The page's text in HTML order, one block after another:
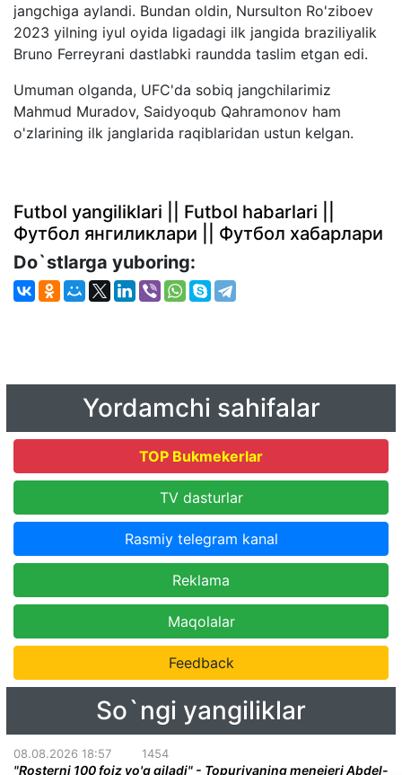
jangchiga aylandi. Bundan oldin, Nursulton Ro'ziboev
2023 yilning iyul oyida ligadagi ilk jangida braziliyalik
Bruno Ferreyrani dastlabki raundda taslim etgan edi.
Umuman olganda, UFC'da sobiq jangchilarimiz
Mahmud Muradov, Saidyoqub Qahramonov ham
o'zlarining ilk janglarida raqiblaridan ustun kelgan.
Futbol yangiliklari || Futbol habarlari ||
Футбол янгиликлари || Футбол хабарлари
Do`stlarga yuboring:
Yordamchi sahifalar
TOP Bukmekerlar
TV dasturlar
Rasmiy telegram kanal
Reklama
Maqolalar
Feedback
So`ngi yangiliklar
08.08.2026 18:57 1454
"Rosterni 100 foiz yo'q qiladi" - Topuriyaning menejeri Abdel-